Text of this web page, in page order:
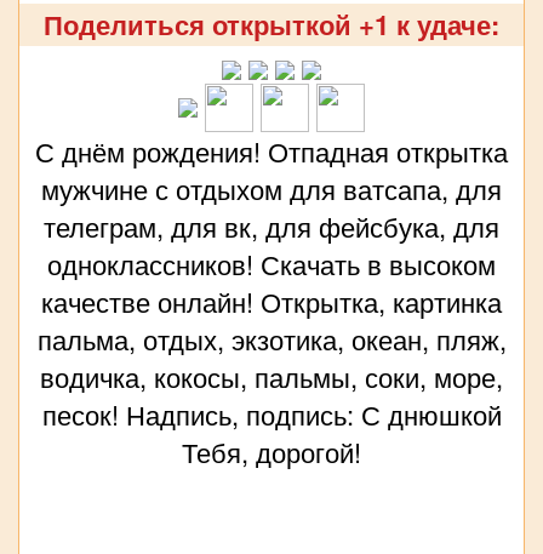
Поделиться открыткой +1 к удаче:
С днём рождения! Отпадная открытка
мужчине с отдыхом для ватсапа, для
телеграм, для вк, для фейсбука, для
одноклассников! Скачать в высоком
качестве онлайн! Открытка, картинка
пальма, отдых, экзотика, океан, пляж,
водичка, кокосы, пальмы, соки, море,
песок! Надпись, подпись: С днюшкой
Тебя, дорогой!